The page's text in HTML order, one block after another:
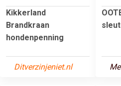
Kikkerland
Brandkraan
hondenpenning
Ditverzinjeniet.nl